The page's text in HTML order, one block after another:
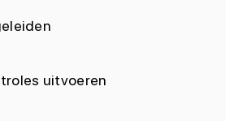
uitvoeren